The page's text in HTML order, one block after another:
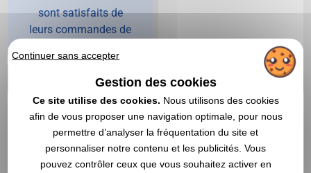
sont satisfaits de
leurs commandes de
personnalisés et
recommandent
Vegea !
0,06 €
Marquage non compris
En stock
: 352 590 articles
DEVIS EXPRESS
Continuer sans accepter
Gestion des cookies
Ce site utilise des cookies. Nous utilisons des cookies
afin de vous proposer une navigation optimale, pour nous
permettre d’analyser la fréquentation du site et
personnaliser notre contenu et les publicités. Vous
pouvez contrôler ceux que vous souhaitez activer en